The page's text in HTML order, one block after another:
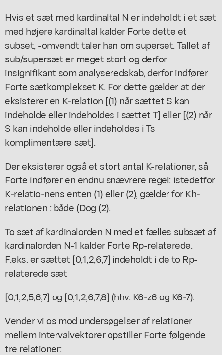
Hvis et sæt med kardinaltal N er indeholdt i et sæt
med højere kardinaltal kalder Forte dette et
subset, -omvendt taler han om superset. Tallet af
sub/supersæt er meget stort og derfor
insignifikant som analyseredskab, derfor indfører
Forte sætkomplekset K. For dette gælder at der
eksisterer en K-relation [(1) når sættet S kan
indeholde eller indeholdes i sættet T] eller [(2) når
S kan indeholde eller indeholdes i Ts
komplimentære sæt].
Der eksisterer også et stort antal K-relationer, så
Forte indfører en endnu snævrere regel: istedetfor
K-relatio-nens enten (1) eller (2), gælder for Kh-
relationen : både (Dog (2).
To sæt af kardinalorden N med et fælles subsæt af
kardinalorden N-1 kalder Forte Rp-relaterede.
F.eks. er sættet [0,1,2,6,7] indeholdt i de to Rp-
relaterede sæt
[0,1,2,5,6,7] og [0,1,2,6,7,8] (hhv. K6-z6 og K6-7).
Vender vi os mod undersøgelser af relationer
mellem intervalvektorer opstiller Forte følgende
tre relationer: